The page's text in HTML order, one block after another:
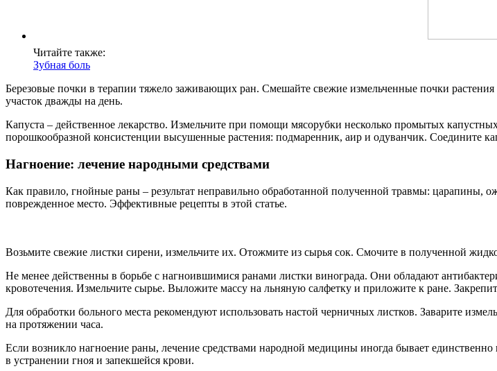
Читайте также:
Зубная боль
Березовые почки в терапии тяжело заживающих ран. Смешайте свежие измельченные почки
участок дважды на день.
Капуста – действенное лекарство. Измельчите при помощи мясорубки несколько промытых
порошкообразной консистенции высушенные растения: подмаренник, аир и одуванчик. Соедините
Нагноение: лечение народными средствами
Как правило, гнойные раны – результат неправильно обработанной полученной травмы: царапины,
поврежденное место. Эффективные рецепты в этой статье.
Возьмите свежие листки сирени, измельчите их. Отожмите из сырья сок. Смочите в полученной
Не менее действенны в борьбе с нагноившимися ранами листки винограда. Они обладают
кровотечения. Измельчите сырье. Выложите массу на льняную салфетку и приложите к ране.
Для обработки больного места рекомендуют использовать настой черничных листков. Заварите
на протяжении часа.
Если возникло нагноение раны, лечение средствами народной медицины иногда бывает
в устранении гноя и запекшейся крови.